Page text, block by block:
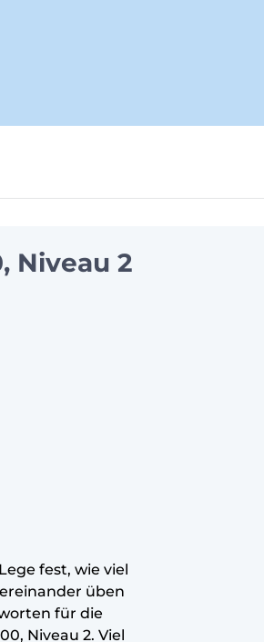
Niveau 2
fest, wie viel
üben
für die
Niveau 2. Viel